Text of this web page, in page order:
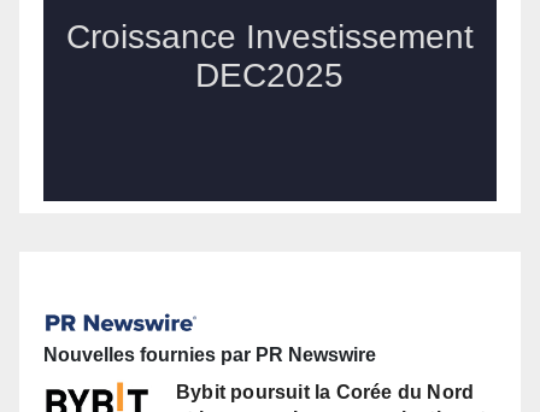
Nouvelles fournies par PR Newswire
Bybit poursuit la Corée du Nord